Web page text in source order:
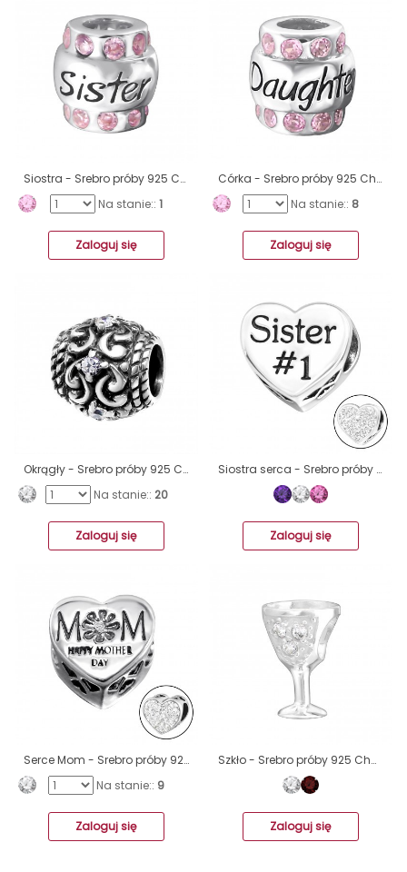
Siostra - Srebro próby 925 Charms z cyrkonią/kryształem A4S19830
Na stanie:: 1
Zaloguj się
Córka - Srebro próby 925 Charms z cyrkonią/kryształem A4S19828
Na stanie:: 8
Zaloguj się
Okrągły - Srebro próby 925 Charms z cyrkonią/kryształem A4S12042
Na stanie:: 20
Zaloguj się
Siostra serca - Srebro próby 925 Charms z cyrkonią/kryształem A4S10078
Zaloguj się
Serce Mom - Srebro próby 925 Charms z cyrkonią/kryształem A4S10081
Na stanie:: 9
Zaloguj się
Szkło - Srebro próby 925 Charms z cyrkonią/kryształem A4S3644
Zaloguj się